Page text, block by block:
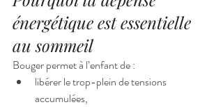
énergétique est essentielle
au sommeil
Bouger permet à l’enfant de :
libérer le trop-plein de tensions
accumulées,